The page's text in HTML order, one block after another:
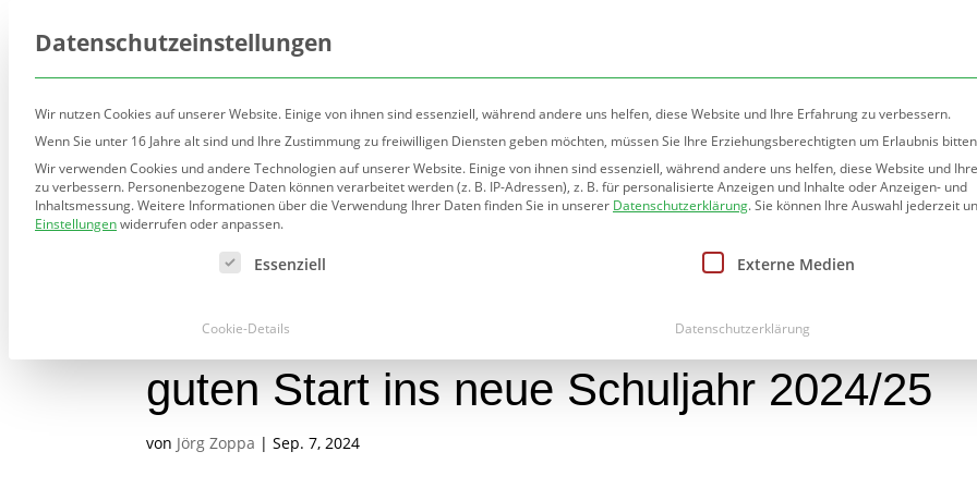
Unsere Schule Ausrichtung Informationen Angebote Betreuung
Wir wünschen allen Schülerinnen und
guten Start ins neue Schuljahr 2024/25
von Jörg Zoppa |Sep. 7, 2024
Datenschutzeinstellungen
Wir nutzen Cookies auf unserer Website. Einige von ihnen sind essenziell, während andere uns helfen, diese Website und Ihre Erfahrung zu verbessern.
Wenn Sie unter 16 Jahre alt sind und Ihre Zustimmung zu freiwilligen Diensten geben möchten, müssen Sie Ihre Erziehungsberechtigten um Erlaubnis
Wir verwenden Cookies und andere Technologien auf unserer Website. Einige von ihnen sind essenziell, während andere uns helfen, diese Website und
zu verbessern. Personenbezogene Daten können verarbeitet werden (z. B. IP-Adressen), z. B. für personalisierte Anzeigen und Inhalte oder Anzeigen- und
Inhaltsmessung.Weitere Informationen über die Verwendung Ihrer Daten finden Sie in unserer Datenschutzerklärung.Sie können Ihre Auswahl jederzeit
Einstellungenwiderrufen oder anpassen.
Es folgt eine Liste der Service-Gruppen, für die eine Einwilligung erteilt werden kann. Die erste Service-Gruppe ist
Essenziell Externe Medien
Cookie-Details Datenschutzerklärung